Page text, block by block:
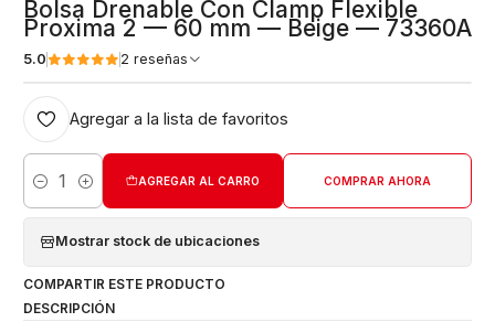
Bolsa Drenable Con Clamp Flexible
Proxima 2 — 60 mm — Beige — 73360A
5.0 2 reseñas
Agregar a la lista de favoritos
Cantidad
AGREGAR AL CARRO COMPRAR AHORA
Mostrar stock de ubicaciones
COMPARTIR ESTE PRODUCTO
DESCRIPCIÓN